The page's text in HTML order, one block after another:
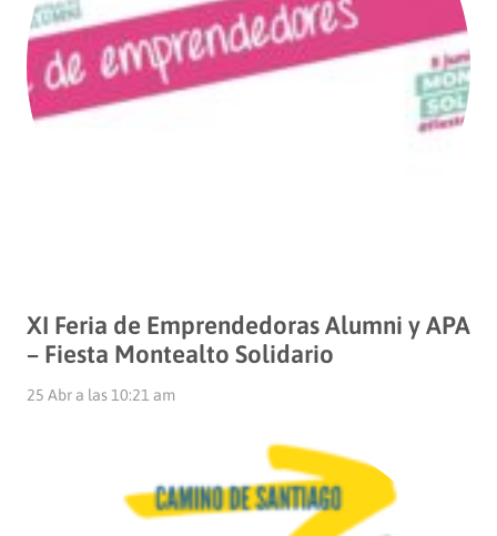
XI Feria de Emprendedoras Alumni y APA
– Fiesta Montealto Solidario
25 Abr a las 10:21 am